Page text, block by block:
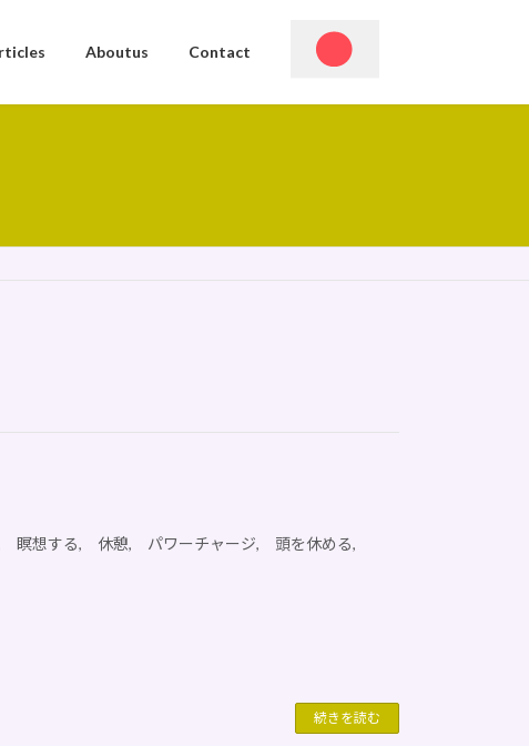
Aboutus Contact
, 瞑想する, 休憩, パワーチャージ, 頭を休める,
続きを読む